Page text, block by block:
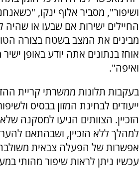
ושיפור", מסביר אלוף ינקו,
החיילים ישירות אם שבעו או
מבינים את המצב בשטח בצורה
אוחז בנתונים אתה יודע באופן
ואיפה".
בעקבות תלונות ממשרתי קריית
ייעודים לבחינת המזון בבסיס
הזכיין. הצוותים הגיעו למסקנה
למהלך ללא הזכיין, ושבהתאם
אפשרות של הפעלה צבאית
עכשיו ניתן לראות שיפור מהותי